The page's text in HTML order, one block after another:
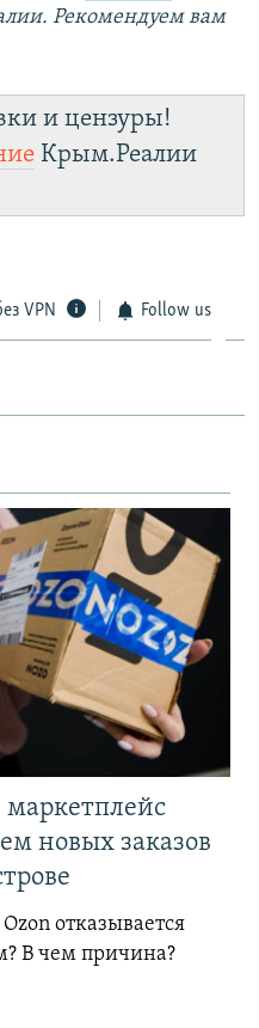
Рекомендуем вам
и цензуры!
Крым.Реалии
VPN Follow us
новых заказов
отказывается
В чем причина?